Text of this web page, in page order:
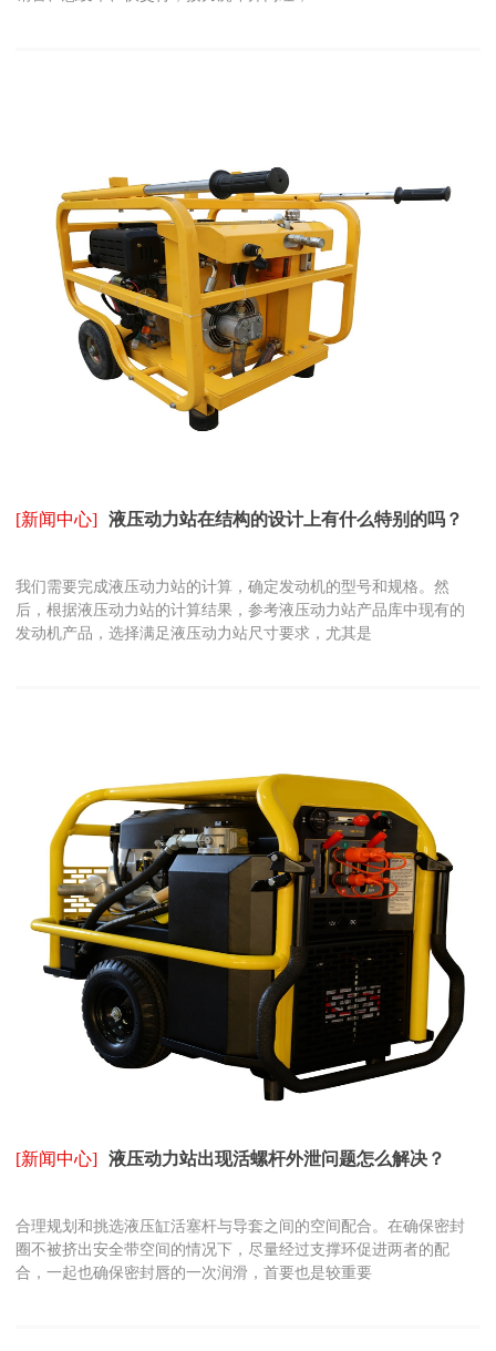
[新闻中心] 液压动力站在结构的设计上有什么特别的吗？
我们需要完成液压动力站的计算，确定发动机的型号和规格。然
后，根据液压动力站的计算结果，参考液压动力站产品库中现有的
发动机产品，选择满足液压动力站尺寸要求，尤其是
[新闻中心] 液压动力站出现活螺杆外泄问题怎么解决？
合理规划和挑选液压缸活塞杆与导套之间的空间配合。在确保密封
圈不被挤出安全带空间的情况下，尽量经过支撑环促进两者的配
合，一起也确保密封唇的一次润滑，首要也是较重要